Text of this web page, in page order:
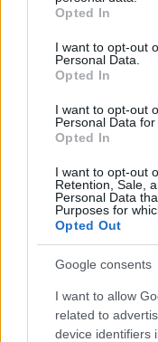
grant or deny
use your data for
consent section.
Opted In
I want to opt-out
Personal Data.
Opted In
I want to opt-out
Personal Data for
Opted In
I want to opt-out
Retention, Sale,
Personal Data
Purposes for
Opted Out
Google consents
I want to allow
related to
device identifiers
Népszerű